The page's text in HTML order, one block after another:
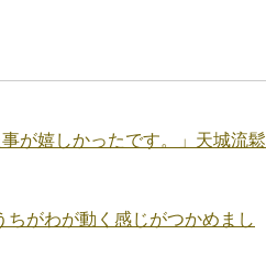
が嬉しかったです。」天城流鬆
がわが動く感じがつかめまし